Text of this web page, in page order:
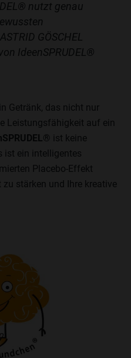
nutzt genau
GÖSCHEL
IdeenSPRUDEL®
Getränk, das nicht nur
Leistungsfähigkeit auf ein
ist keine
ist ein intelligentes
Placebo-Effekt
stärken und Ihre kreative